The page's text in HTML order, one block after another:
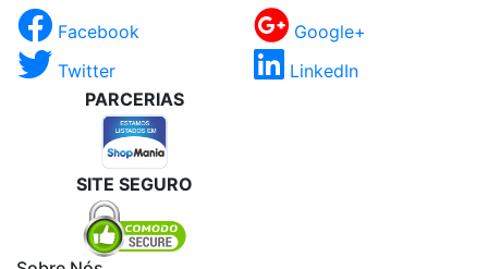
Facebook
Google+
Twitter
LinkedIn
PARCERIAS
SITE SEGURO